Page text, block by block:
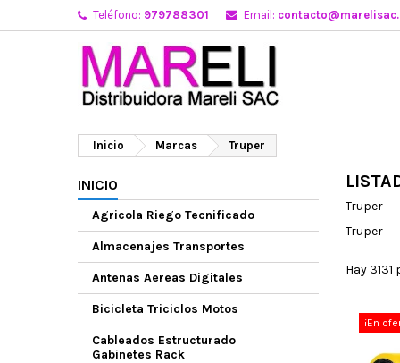
Teléfono: 979788301 Email:
Inicio Marcas Truper
INICIO
Agricola Riego Tecnificado
Almacenajes Transportes
Antenas Aereas Digitales
Bicicleta Triciclos Motos
Cableados Estructurado
Gabinetes Rack
Truper
Truper
Hay
¡En